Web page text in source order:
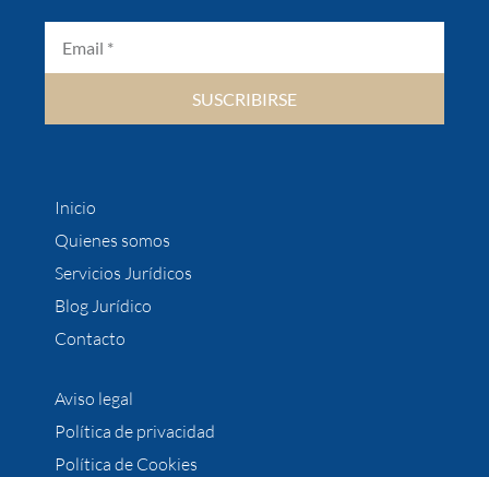
SUSCRIBIRSE
Inicio
Quienes somos
Servicios Jurídicos
Blog Jurídico
Contacto
Aviso legal
Política de privacidad
Política de Cookies